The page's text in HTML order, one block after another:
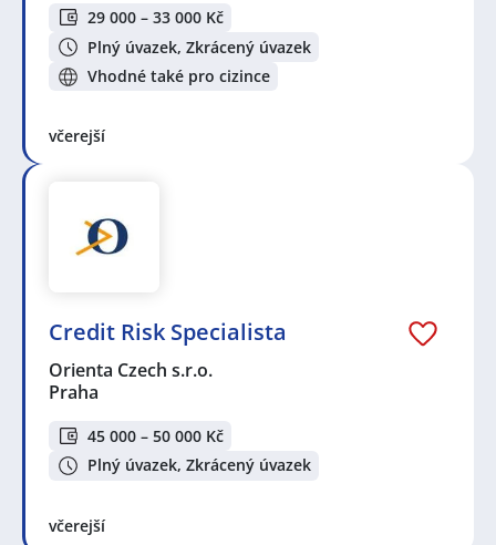
29 000 – 33 000 Kč
Plný úvazek, Zkrácený úvazek
Vhodné také pro cizince
včerejší
Credit Risk Specialista
Orienta Czech s.r.o.
Praha
45 000 – 50 000 Kč
Plný úvazek, Zkrácený úvazek
včerejší